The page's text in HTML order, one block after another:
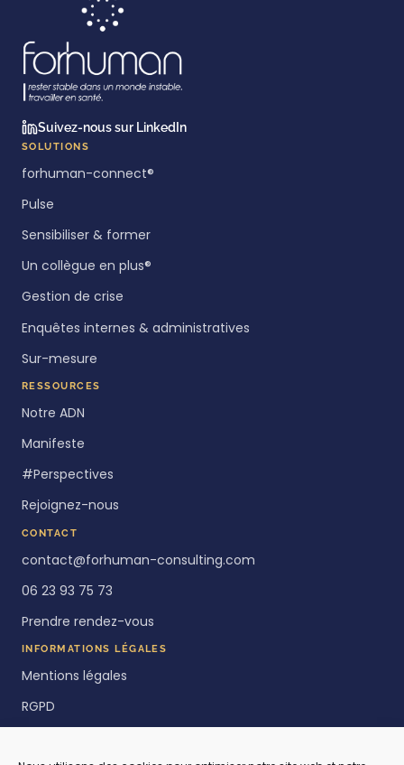
Suivez-nous sur LinkedIn
SOLUTIONS
forhuman-connect®
Pulse
Sensibiliser & former
Un collègue en plus®
Gestion de crise
Enquêtes internes & administratives
Sur-mesure
RESSOURCES
Notre ADN
Manifeste
#Perspectives
Rejoignez-nous
CONTACT
contact@forhuman-consulting.com
06 23 93 75 73
Prendre rendez-vous
INFORMATIONS LÉGALES
Mentions légales
RGPD